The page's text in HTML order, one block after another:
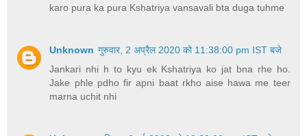
karo pura ka pura Kshatriya vansavali bta duga tuhme
Unknown गुरुवार, 2 अप्रैल 2020 को 11:38:00 pm IST बजे
Jankari nhi h to kyu ek Kshatriya ko jat bna rhe ho.
Jake phle pdho fir apni baat rkho aise hawa me teer
marna uchit nhi